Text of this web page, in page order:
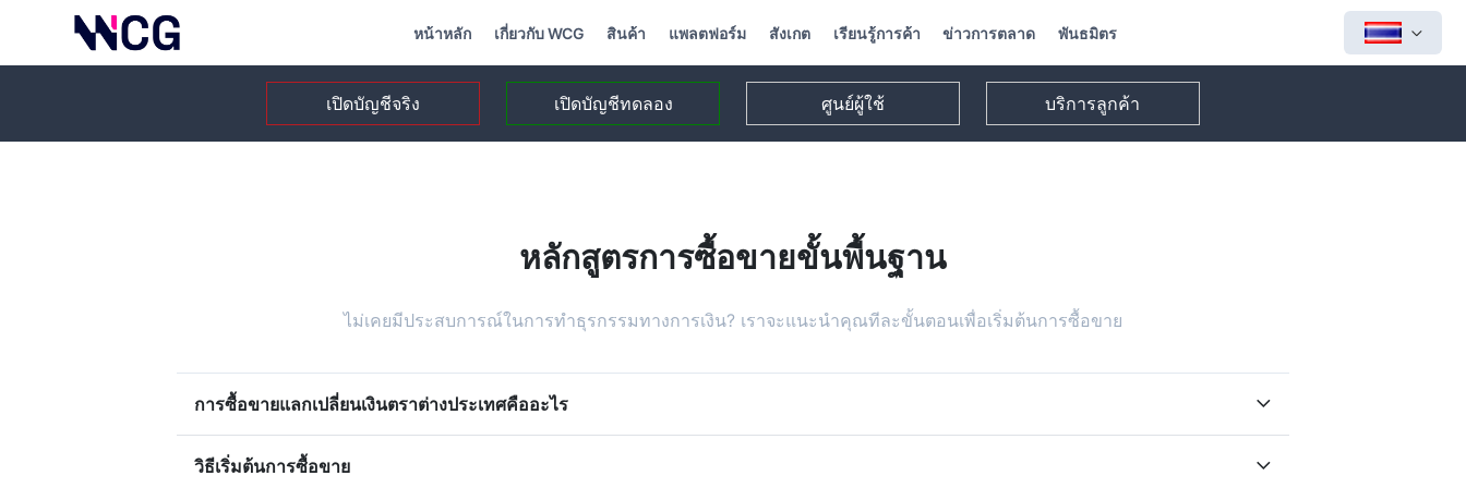
หน้าหลัก เกี่ยวกับ WCG สินค้า แพลตฟอร์ม สังเกต เรียนรู้การค้า ข่าวการตลาด พันธมิตร
เปิดบัญชีจริง เปิดบัญชีทดลอง ศูนย์ผู้ใช้ บริการลูกค้า
หลักสูตรการซื้อขายขั้นพื้นฐาน
ไม่เคยมีประสบการณ์ในการทำธุรกรรมทางการเงิน? เราจะแนะนำคุณทีละขั้นตอนเพื่อเริ่มต้นการซื้อขาย
การซื้อขายแลกเปลี่ยนเงินตราต่างประเทศคืออะไร
วิธีเริ่มต้นการซื้อขาย